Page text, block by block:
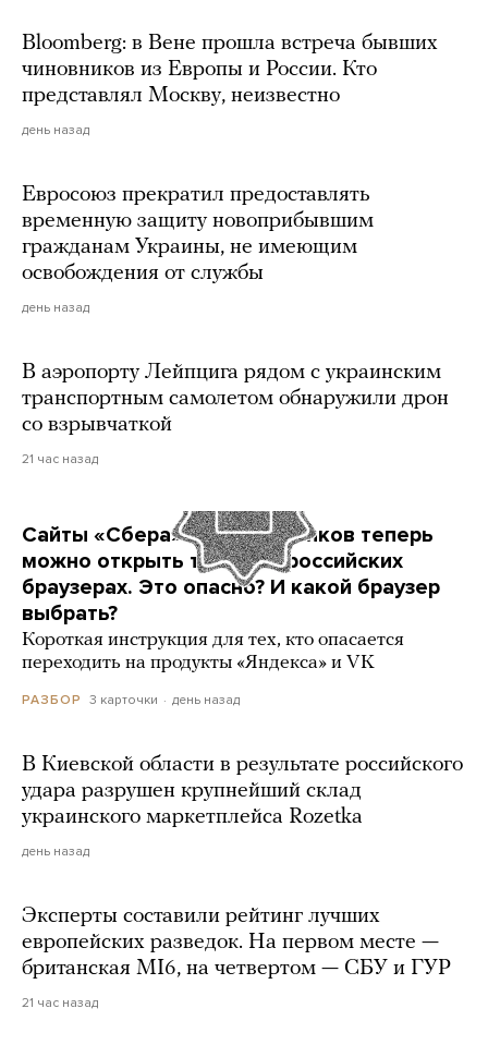
Bloomberg: в Вене прошла встреча бывших
чиновников из Европы и России. Кто
представлял Москву, неизвестно
день назад
Евросоюз прекратил предоставлять
временную защиту новоприбывшим
гражданам Украины, не имеющим
освобождения от службы
день назад
В аэропорту Лейпцига рядом с украинским
транспортным самолетом обнаружили дрон
со взрывчаткой
21 час назад
Сайты «Сбера» и других банков теперь
можно открыть только в российских
браузерах. Это опасно? И какой браузер
выбрать?
Короткая инструкция для тех, кто опасается
переходить на продукты «Яндекса» и VK
РАЗБОР 3 карточки день назад
В Киевской области в результате российского
удара разрушен крупнейший склад
украинского маркетплейса Rozetka
день назад
Эксперты составили рейтинг лучших
европейских разведок. На первом месте —
британская MI6, на четвертом — СБУ и ГУР
21 час назад